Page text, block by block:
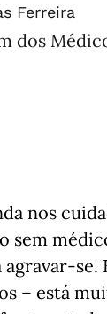
Ferreira
dos
nos
sem
se.
– está